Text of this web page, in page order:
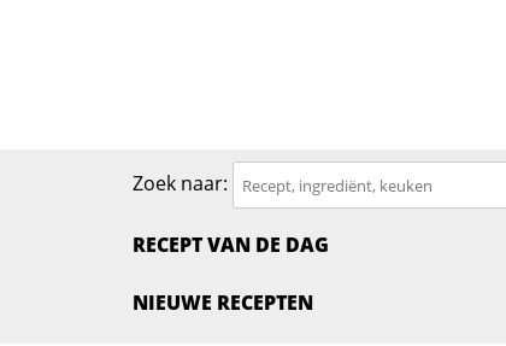
Zoek naar:
RECEPT VAN DE DAG
NIEUWE RECEPTEN